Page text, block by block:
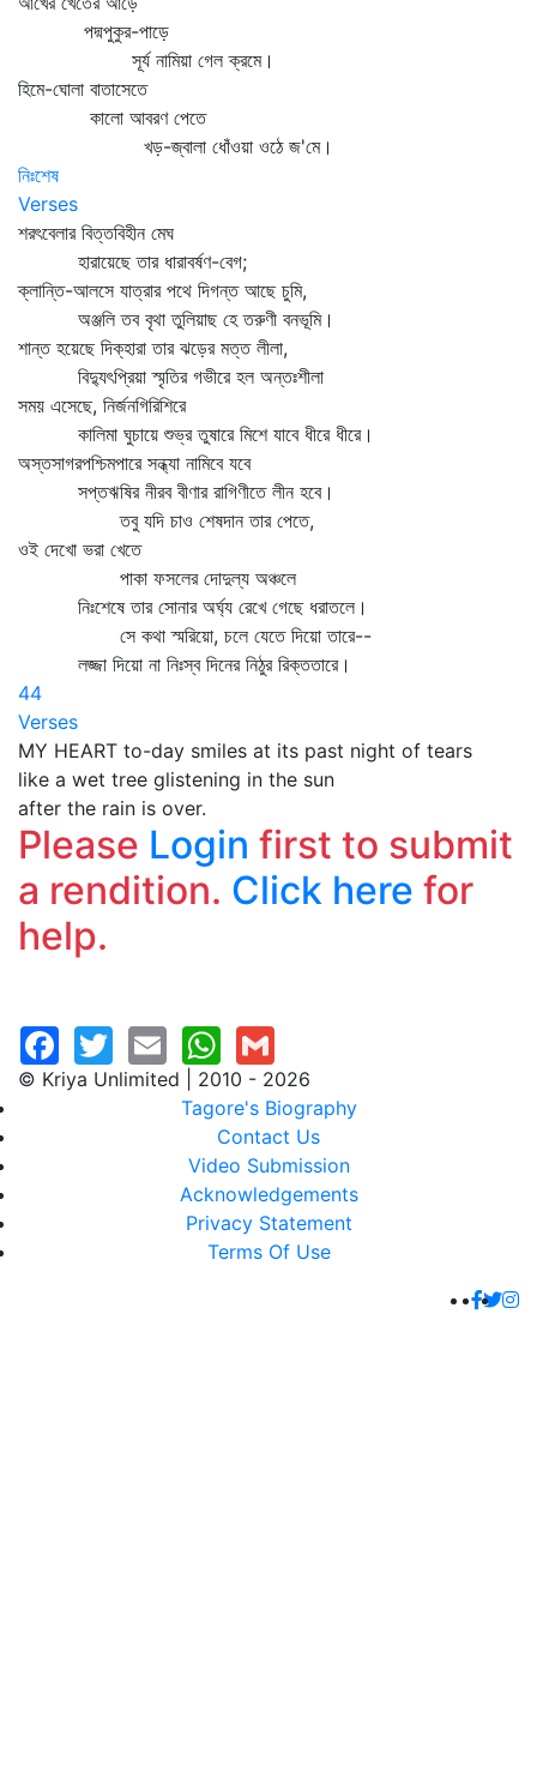
পদ্মপুকুর-পাড়ে
সূর্য নামিয়া গেল ক্রমে।
হিমে-ঘোলা বাতাসেতে
কালো আবরণ পেতে
খড়-জ্বালা ধোঁওয়া ওঠে জ'মে।
নিঃশেষ
Verses
শরৎবেলার বিত্তবিহীন মেঘ
হারায়েছে তার ধারাবর্ষণ-বেগ;
ক্লান্তি-আলসে যাত্রার পথে দিগন্ত আছে চুমি,
অঞ্জলি তব বৃথা তুলিয়াছ হে তরুণী বনভূমি।
শান্ত হয়েছে দিক্‌হারা তার ঝড়ের মত্ত লীলা,
বিদ্যুৎপ্রিয়া স্মৃতির গভীরে হল অন্তঃশীলা
সময় এসেছে, নির্জনগিরিশিরে
কালিমা ঘুচায়ে শুভ্র তুষারে মিশে যাবে ধীরে ধীরে।
অস্তসাগরপশ্চিমপারে সন্ধ্যা নামিবে যবে
সপ্তঋষির নীরব বীণার রাগিণীতে লীন হবে।
তবু যদি চাও শেষদান তার পেতে,
ওই দেখো ভরা খেতে
পাকা ফসলের দোদুল্য অঞ্চলে
নিঃশেষে তার সোনার অর্ঘ্য রেখে গেছে ধরাতলে।
সে কথা স্মরিয়ো, চলে যেতে দিয়ো তারে--
লজ্জা দিয়ো না নিঃস্ব দিনের নিঠুর রিক্ততারে।
44
Verses
MY HEART to-day smiles at its past night of tears
like a wet tree glistening in the sun
after the rain is over.
Please Login first to submit
a rendition. Click here for
help.
© Kriya Unlimited | 2010 - 2026
Tagore's Biography
Contact Us
Video Submission
Acknowledgements
Privacy Statement
Terms Of Use